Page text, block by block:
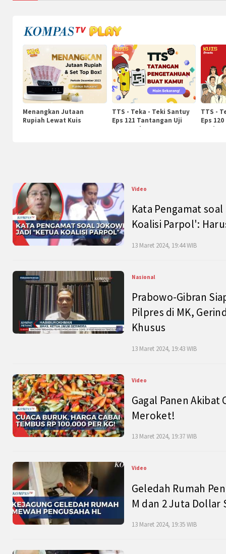
Menangkan Jutaan
Rupiah Lewat Kuis
TTS - Teka - Teki Santuy
Eps 121 Tantangan Uji
Pengetahuan
TTS -
Eps
Video
Kata Pengamat
Koalisi Parpol':
13 Maret 2024, 19:44 WIB
Nasional
Prabowo-Gibran
Pilpres di MK,
Khusus
13 Maret 2024, 19:43 WIB
Video
Gagal Panen Akibat
Meroket!
13 Maret 2024, 19:37 WIB
Video
Geledah Rumah
M dan 2 Juta Dollar
13 Maret 2024, 19:35 WIB